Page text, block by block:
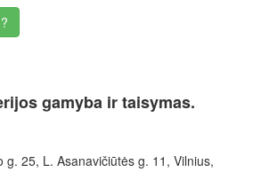
gamyba ir taisymas.
25, L. Asanavičiūtės g. 11, Vilnius,